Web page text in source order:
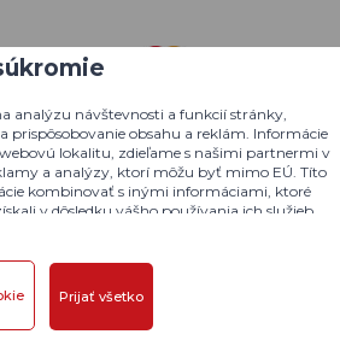
s.r.o., všetky práva vyhradené
analýzu návštevnosti a funkcií stránky,
prispôsobovanie obsahu a reklám. Informácie
lokalitu, zdieľame s našimi partnermi v
a analýzy, ktorí môžu byť mimo EÚ. Títo
kombinovať s inými informáciami, ktoré
v dôsledku vášho používania ich služieb.
Prijať všetko